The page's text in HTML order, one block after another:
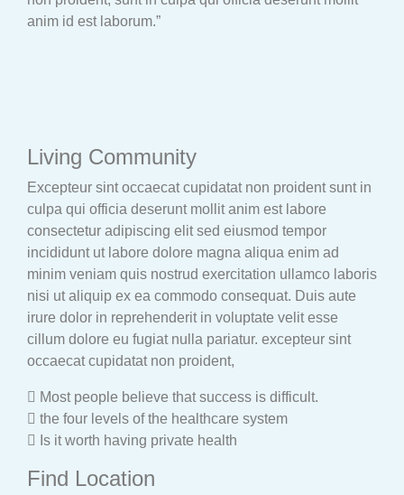
anim id est laborum.”
Living Community
Excepteur sint occaecat cupidatat non proident sunt in
culpa qui officia deserunt mollit anim est labore
consectetur adipiscing elit sed eiusmod tempor
incididunt ut labore dolore magna aliqua enim ad
minim veniam quis nostrud exercitation ullamco laboris
nisi ut aliquip ex ea commodo consequat. Duis aute
irure dolor in reprehenderit in voluptate velit esse
cillum dolore eu fugiat nulla pariatur. excepteur sint
occaecat cupidatat non proident,
Most people believe that success is difficult.
the four levels of the healthcare system
Is it worth having private health
Find Location